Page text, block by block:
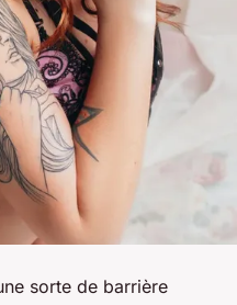
sorte de barrière